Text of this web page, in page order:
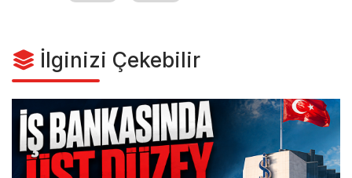
İlginizi Çekebilir